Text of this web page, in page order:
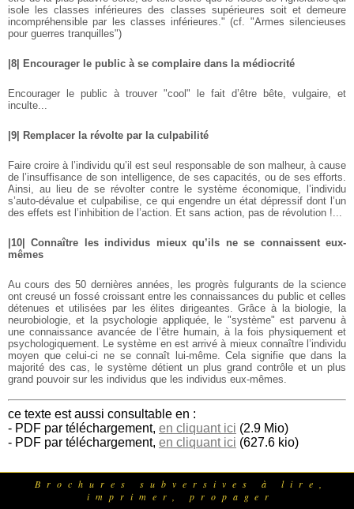
isole les classes inférieures des classes supérieures soit et demeure
incompréhensible par les classes inférieures." (cf. "Armes silencieuses
pour guerres tranquilles")
|8| Encourager le public à se complaire dans la médiocrité
Encourager le public à trouver "cool" le fait d’être bête, vulgaire, et
inculte...
|9| Remplacer la révolte par la culpabilité
Faire croire à l’individu qu’il est seul responsable de son malheur, à cause
de l’insuffisance de son intelligence, de ses capacités, ou de ses efforts.
Ainsi, au lieu de se révolter contre le système économique, l’individu
s’auto-dévalue et culpabilise, ce qui engendre un état dépressif dont l’un
des effets est l’inhibition de l’action. Et sans action, pas de révolution !...
|10| Connaître les individus mieux qu’ils ne se connaissent eux-
mêmes
Au cours des 50 dernières années, les progrès fulgurants de la science
ont creusé un fossé croissant entre les connaissances du public et celles
détenues et utilisées par les élites dirigeantes. Grâce à la biologie, la
neurobiologie, et la psychologie appliquée, le "système" est parvenu à
une connaissance avancée de l’être humain, à la fois physiquement et
psychologiquement. Le système en est arrivé à mieux connaître l’individu
moyen que celui-ci ne se connaît lui-même. Cela signifie que dans la
majorité des cas, le système détient un plus grand contrôle et un plus
grand pouvoir sur les individus que les individus eux-mêmes.
ce texte est aussi consultable en :
- PDF par téléchargement, en cliquant ici (2.9 Mio)
- PDF par téléchargement, en cliquant ici (627.6 kio)
Brochures subversives à lire,
imprimer, propager